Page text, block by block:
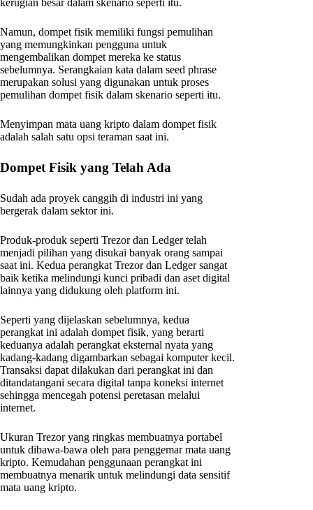
kerugian besar dalam skenario seperti itu.
Namun, dompet fisik memiliki fungsi pemulihan
yang memungkinkan pengguna untuk
mengembalikan dompet mereka ke status
sebelumnya. Serangkaian kata dalam seed phrase
merupakan solusi yang digunakan untuk proses
pemulihan dompet fisik dalam skenario seperti itu.
Menyimpan mata uang kripto dalam dompet fisik
adalah salah satu opsi teraman saat ini.
Dompet Fisik yang Telah Ada
Sudah ada proyek canggih di industri ini yang
bergerak dalam sektor ini.
Produk-produk seperti Trezor dan Ledger telah
menjadi pilihan yang disukai banyak orang sampai
saat ini. Kedua perangkat Trezor dan Ledger sangat
baik ketika melindungi kunci pribadi dan aset digital
lainnya yang didukung oleh platform ini.
Seperti yang dijelaskan sebelumnya, kedua
perangkat ini adalah dompet fisik, yang berarti
keduanya adalah perangkat eksternal nyata yang
kadang-kadang digambarkan sebagai komputer kecil.
Transaksi dapat dilakukan dari perangkat ini dan
ditandatangani secara digital tanpa koneksi internet
sehingga mencegah potensi peretasan melalui
internet.
Ukuran Trezor yang ringkas membuatnya portabel
untuk dibawa-bawa oleh para penggemar mata uang
kripto. Kemudahan penggunaan perangkat ini
membuatnya menarik untuk melindungi data sensitif
mata uang kripto.